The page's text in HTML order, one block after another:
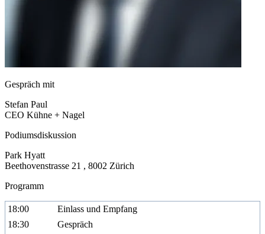
Gespräch mit
Stefan Paul
CEO Kühne + Nagel
Podiumsdiskussion
Park Hyatt
Beethovenstrasse 21 , 8002 Zürich
Programm
18:00
Einlass und Empfang
18:30
Gespräch